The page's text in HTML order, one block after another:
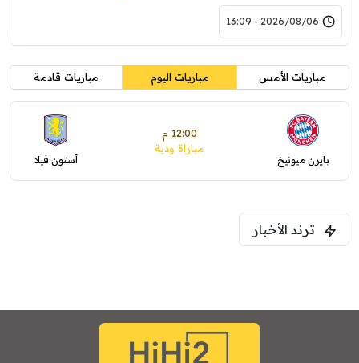
2026/08/06 - 13:09
مباريات الأمس مباريات اليوم مباريات قادمة
بايرن ميونيخ
12:00 م
مباراة ودية
أستون فيلا
ترند الأخبار